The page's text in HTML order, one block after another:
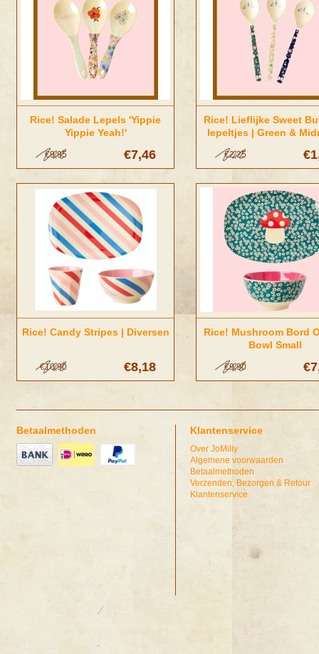
Rice! Salade Lepels 'Yippie
Yippie Yeah!'
€7,46
€9,95
Rice! Lieflijke Sweet
lepeltjes | Green &
€2,25
Rice! Candy Stripes | Diversen
€8,18
€10,90
Rice! Mushroom Bord
Bowl Small
€9,90
Betaalmethoden Klantenservice
Over JoMilly
Algemene voorwaarden
Betaalmethoden
Verzenden, Bezorgen & Retour
Klantenservice